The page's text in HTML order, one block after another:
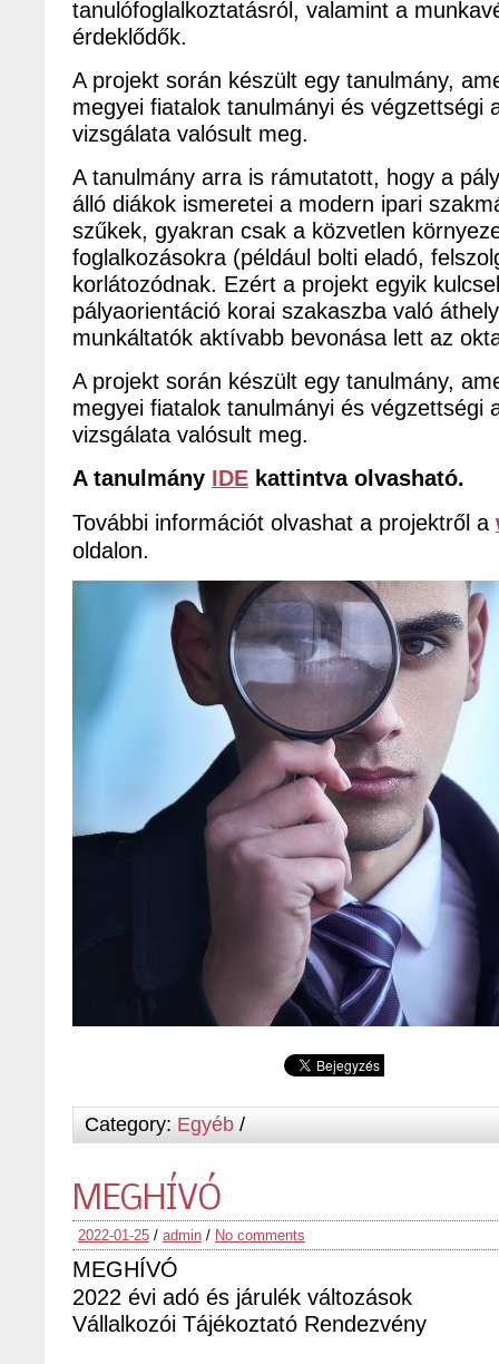
tanulófoglalkoztatásról, valamint a
érdeklődők.
A projekt során készült egy tanulmány,
megyei fiatalok tanulmányi és végzettségi
vizsgálata valósult meg.
A tanulmány arra is rámutatott, hogy a
álló diákok ismeretei a modern ipari
szűkek, gyakran csak a közvetlen
foglalkozásokra (például bolti eladó,
korlátozódnak. Ezért a projekt egyik
pályaorientáció korai szakaszba való
munkáltatók aktívabb bevonása lett az
A projekt során készült egy tanulmány,
megyei fiatalok tanulmányi és végzettségi
vizsgálata valósult meg.
A tanulmány IDE kattintva olvasható.
További információt olvashat a projektről a
oldalon.
Category: Egyéb /
MEGHÍVÓ
2022-01-25 / admin / No comments
MEGHÍVÓ
2022 évi adó és járulék változások
Vállalkozói Tájékoztató Rendezvény